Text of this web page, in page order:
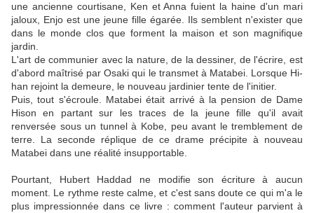
une ancienne courtisane, Ken et Anna fuient la haine d'un mari
jaloux, Enjo est une jeune fille égarée. Ils semblent n'exister que
dans le monde clos que forment la maison et son magnifique
jardin.
L'art de communier avec la nature, de la dessiner, de l'écrire, est
d'abord maîtrisé par Osaki qui le transmet à Matabei. Lorsque Hi-
han rejoint la demeure, le nouveau jardinier tente de l'initier.
Puis, tout s'écroule. Matabei était arrivé à la pension de Dame
Hison en partant sur les traces de la jeune fille qu'il avait
renversée sous un tunnel à Kobe, peu avant le tremblement de
terre. La seconde réplique de ce drame précipite à nouveau
Matabei dans une réalité insupportable.
Pourtant, Hubert Haddad ne modifie son écriture à aucun
moment. Le rythme reste calme, et c'est sans doute ce qui m'a le
plus impressionnée dans ce livre : comment l'auteur parvient à